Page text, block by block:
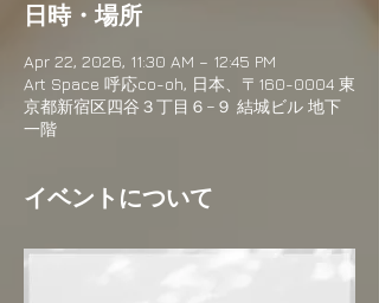
日時・場所
Apr 22, 2026, 11:30 AM – 12:45 PM
Art Space 呼応co-oh, 日本、〒160-0004 東
京都新宿区四谷３丁目６−９ 結城ビル 地下
一階
イベントについて